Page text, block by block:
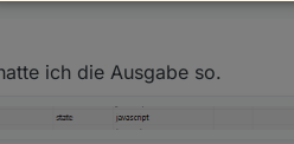
diese Liste kann man
=
ich die Ausgabe so.